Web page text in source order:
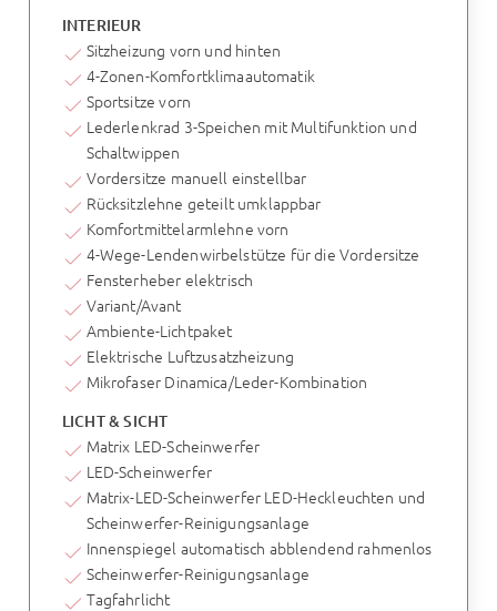
INTERIEUR
Sitzheizung vorn und hinten
4-Zonen-Komfortklimaautomatik
Sportsitze vorn
Lederlenkrad 3-Speichen mit Multifunktion und
Schaltwippen
Vordersitze manuell einstellbar
Rücksitzlehne geteilt umklappbar
Komfortmittelarmlehne vorn
4-Wege-Lendenwirbelstütze für die Vordersitze
Fensterheber elektrisch
Variant/Avant
Ambiente-Lichtpaket
Elektrische Luftzusatzheizung
Mikrofaser Dinamica/Leder-Kombination
LICHT & SICHT
Matrix LED-Scheinwerfer
LED-Scheinwerfer
Matrix-LED-Scheinwerfer LED-Heckleuchten und
Scheinwerfer-Reinigungsanlage
Innenspiegel automatisch abblendend rahmenlos
Scheinwerfer-Reinigungsanlage
Tagfahrlicht